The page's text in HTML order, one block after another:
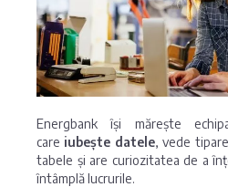
Victoriabank
Energbank își mărește
care iubește datele, vede
tabele și are curiozitatea de a
întâmplă lucrurile.